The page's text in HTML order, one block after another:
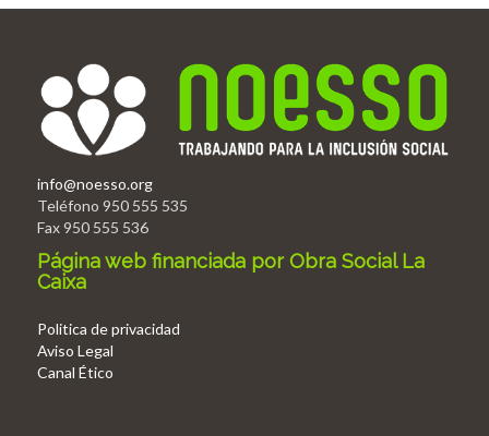
info@noesso.org
Teléfono 950 555 535
Fax 950 555 536
Página web financiada por Obra Social La
Caixa
Politica de privacidad
Aviso Legal
Canal Ético